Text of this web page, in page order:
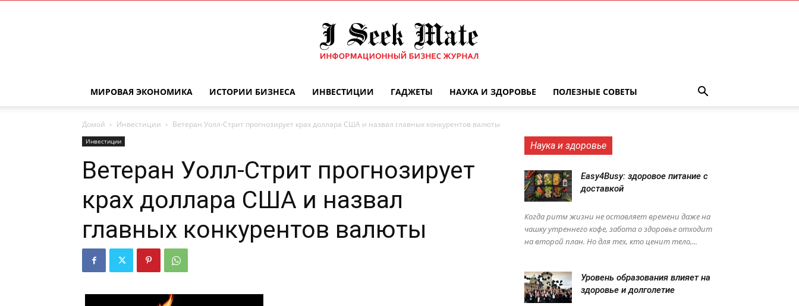
журнал
МИРОВАЯ ЭКОНОМИКА ИСТОРИИ БИЗНЕСА ИНВЕСТИЦИИ ГАДЖЕТЫ НАУКА И ЗДОРОВЬЕ ПОЛЕЗНЫЕ СОВЕТЫ
Домой Инвестиции Ветеран Уолл-Стрит прогнозирует крах доллара США и назвал главных конкурентов валюты
Инвестиции
Ветеран Уолл-Стрит прогнозирует
крах доллара США и назвал
главных конкурентов валюты
Наука и здоровье
Easy4Busy: здоровое питание с
доставкой
Когда ритм жизни не оставляет времени даже на
чашку утреннего кофе, забота о здоровье отходит
на второй план. Но для тех, кто ценит тело,...
Уровень образования влияет на
здоровье и долголетие